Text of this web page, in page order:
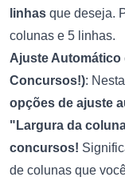
linhas que deseja.
colunas e 5 linhas.
Ajuste Automático
Concursos!):
opções de ajuste
"Largura da
concursos!
de colunas que